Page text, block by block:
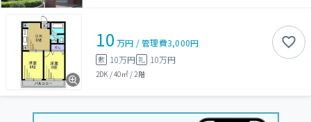
10 万円 /管理費3,000円
敷 10万円 礼 10万円
2DK /40㎡/ 2階